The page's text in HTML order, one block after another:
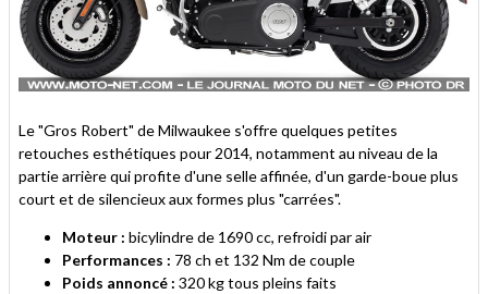
Le "Gros Robert" de Milwaukee s'offre quelques petites
retouches esthétiques pour 2014, notamment au niveau de la
partie arrière qui profite d'une selle affinée, d'un garde-boue plus
court et de silencieux aux formes plus "carrées".
Moteur : bicylindre de 1690 cc, refroidi par air
Performances : 78 ch et 132 Nm de couple
Poids annoncé : 320 kg tous pleins faits